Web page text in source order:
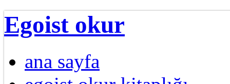
Egoist okur
ana sayfa